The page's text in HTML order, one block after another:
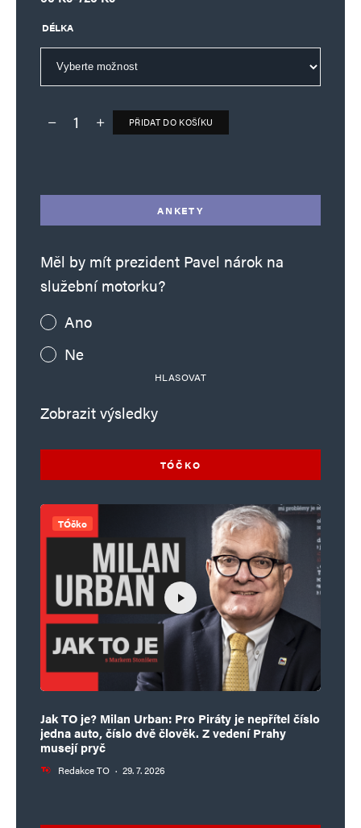
DÉLKA
Deník TO – verze bez reklam množství
PŘIDAT DO KOŠÍKU
ANKETY
Měl by mít prezident Pavel nárok na
služební motorku?
Ano
Ne
HLASOVAT
Zobrazit výsledky
TÓČKO
TÓčko
Jak TO je? Milan Urban: Pro Piráty je nepřítel číslo
jedna auto, číslo dvě člověk. Z vedení Prahy
musejí pryč
Redakce TO · 29. 7. 2026